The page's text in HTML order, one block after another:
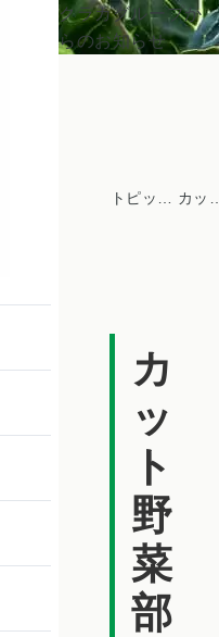
クラカグループか
らのお知らせ
トピックス一覧 カッ
カ
ッ
ト
野
菜
部